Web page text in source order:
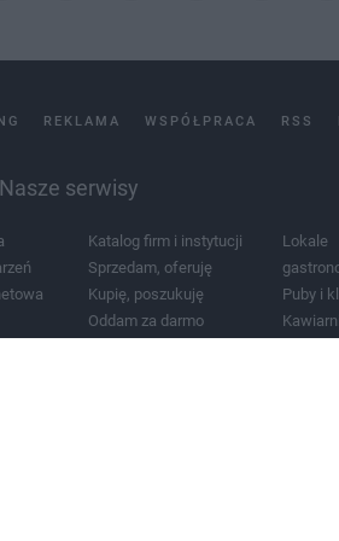
REKLAMA WSPÓŁPRACA RSS
Nasze serwisy
Katalog firm i instytucji
Sprzedam, oferuję
Kupię, poszukuję
Oddam za darmo
Lokale
Puby i